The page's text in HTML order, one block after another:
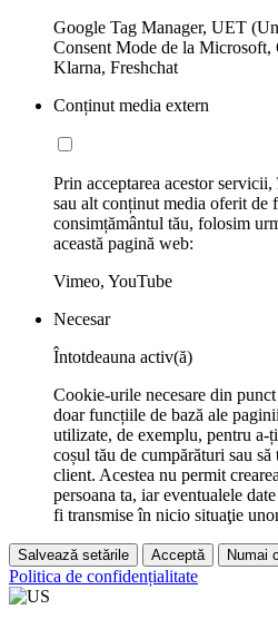
Google Tag Manager, UET
Consent Mode de la Microsoft,
Klarna, Freshchat
Conținut media extern
Prin acceptarea acestor
sau alt conținut media oferit de
consimțământul tău, folosim
această pagină web:
Vimeo, YouTube
Necesar
Întotdeauna activ(ă)
Cookie-urile necesare din
doar funcțiile de bază ale
utilizate, de exemplu, pentru a-
coșul tău de cumpărături sau
client. Acestea nu permit
persoana ta, iar eventualele
fi transmise în nicio situaţie
Salvează setările Acceptă Numai
Politica de confidențialitate